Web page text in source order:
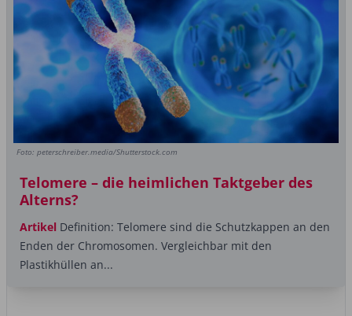
Foto: peterschreiber.media/Shutterstock.com
Telomere – die heimlichen Taktgeber des
Alterns?
Artikel Definition: Telomere sind die Schutzkappen an den
Enden der Chromosomen. Vergleichbar mit den
Plastikhüllen an...